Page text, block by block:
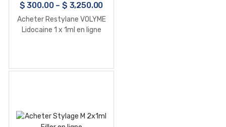
$ 300.00– $ 3,250.00
Acheter Restylane VOLYME
Lidocaine 1 x 1ml en ligne